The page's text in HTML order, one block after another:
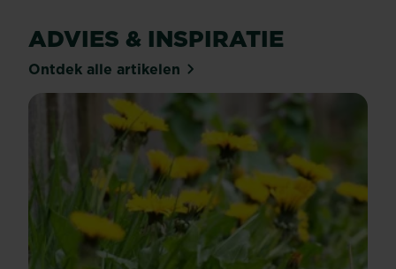
ADVIES & INSPIRATIE
Ontdek alle artikelen